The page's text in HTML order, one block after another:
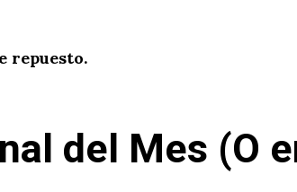
repuesto.
del Mes (O